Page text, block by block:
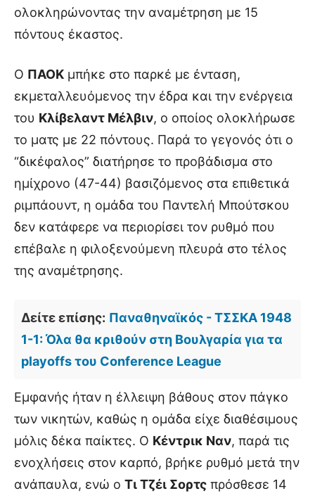
ολοκληρώνοντας την αναμέτρηση με 15
πόντους έκαστος.
Ο ΠΑΟΚ μπήκε στο παρκέ με ένταση,
εκμεταλλευόμενος την έδρα και την ενέργεια
του Κλίβελαντ Μέλβιν, ο οποίος ολοκλήρωσε
το ματς με 22 πόντους. Παρά το γεγονός ότι ο
“δικέφαλος” διατήρησε το προβάδισμα στο
ημίχρονο (47-44) βασιζόμενος στα επιθετικά
ριμπάουντ, η ομάδα του Παντελή Μπούτσκου
δεν κατάφερε να περιορίσει τον ρυθμό που
επέβαλε η φιλοξενούμενη πλευρά στο τέλος
της αναμέτρησης.
Δείτε επίσης: Παναθηναϊκός - ΤΣΣΚΑ 1948
1-1: Όλα θα κριθούν στη Βουλγαρία για τα
playoffs του Conference League
Εμφανής ήταν η έλλειψη βάθους στον πάγκο
των νικητών, καθώς η ομάδα είχε διαθέσιμους
μόλις δέκα παίκτες. Ο Κέντρικ Ναν, παρά τις
ενοχλήσεις στον καρπό, βρήκε ρυθμό μετά την
ανάπαυλα, ενώ ο Τι Τζέι Σορτς πρόσθεσε 14